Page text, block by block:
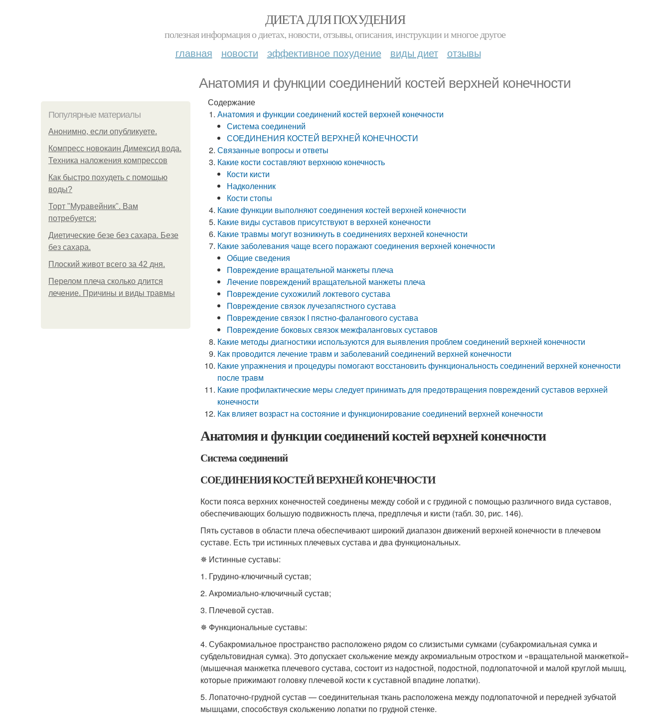
ДИЕТА ДЛЯ ПОХУДЕНИЯ
полезная информация о диетах, новости, отзывы, описания, инструкции и многое другое
главная новости эффективное похудение виды диет отзывы
Анатомия и функции соединений костей верхней конечности
Популярные материалы
Анонимно, если опубликуете.
Компресс новокаин Димексид вода.
Техника наложения компрессов
Как быстро похудеть с помощью
воды?
Торт "Муравейник". Вам
потребуется:
Диетические безе без сахара. Безе
без сахара.
Плоский живот всего за 42 дня.
Перелом плеча сколько длится
лечение. Причины и виды травмы
Содержание
Анатомия и функции соединений костей верхней конечности
Система соединений
СОЕДИНЕНИЯ КОСТЕЙ ВЕРХНЕЙ КОНЕЧНОСТИ
Связанные вопросы и ответы
Какие кости составляют верхнюю конечность
Кости кисти
Надколенник
Кости стопы
Какие функции выполняют соединения костей верхней конечности
Какие виды суставов присутствуют в верхней конечности
Какие травмы могут возникнуть в соединениях верхней конечности
Какие заболевания чаще всего поражают соединения верхней конечности
Общие сведения
Повреждение вращательной манжеты плеча
Лечение повреждений вращательной манжеты плеча
Повреждение сухожилий локтевого сустава
Повреждение связок лучезапястного сустава
Повреждение связок I пястно-фалангового сустава
Повреждение боковых связок межфаланговых суставов
Какие методы диагностики используются для выявления проблем соединений верхней конечности
Как проводится лечение травм и заболеваний соединений верхней конечности
Какие упражнения и процедуры помогают восстановить функциональность соединений верхней конечности
после травм
Какие профилактические меры следует принимать для предотвращения повреждений суставов верхней
конечности
Как влияет возраст на состояние и функционирование соединений верхней конечности
Анатомия и функции соединений костей верхней конечности
Система соединений
СОЕДИНЕНИЯ КОСТЕЙ ВЕРХНЕЙ КОНЕЧНОСТИ
Кости пояса верхних конечностей соединены между собой и с грудиной с помощью различного вида суставов,
обеспечивающих большую подвижность плеча, предплечья и кисти (табл. 30, рис. 146).
Пять суставов в области плеча обеспечивают широкий диапазон движений верхней конечности в плечевом
суставе. Есть три истинных плечевых сустава и два функциональных.
✵ Истинные суставы:
1. Грудино-ключичный сустав;
2. Акромиально-ключичный сустав;
3. Плечевой сустав.
✵ Функциональные суставы:
4. Субакромиальное пространство расположено рядом со слизистыми сумками (субакромиальная сумка и
субдельтовидная сумка). Это допускает скольжение между акромиальным отростком и «вращательной манжеткой»
(мышечная манжетка плечевого сустава, состоит из надостной, подостной, подлопаточной и малой круглой мышц,
которые прижимают головку плечевой кости к суставной впадине лопатки).
5. Лопаточно-грудной сустав — соединительная ткань расположена между подлопаточной и передней зубчатой
мышцами, способствуя скольжению лопатки по грудной стенке.